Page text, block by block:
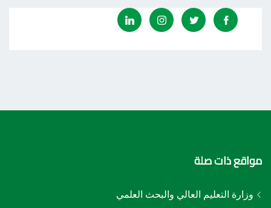
مواقع ذات صلة
وزارة التعليم العالي والبحث العلمي